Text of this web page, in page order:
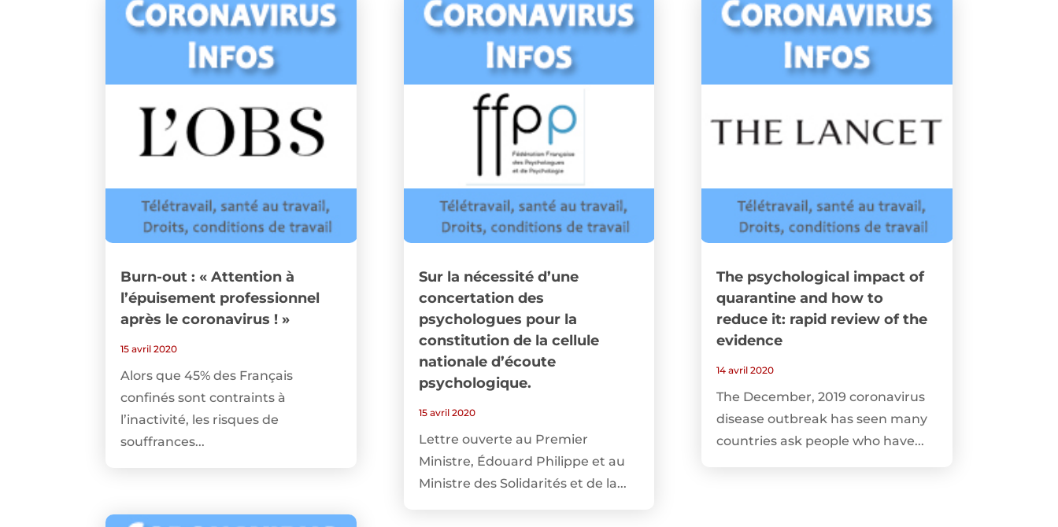
Burn-out : « Attention à
l’épuisement professionnel
après le coronavirus ! »
15 avril 2020
Alors que 45% des Français
confinés sont contraints à
l’inactivité, les risques de
souffrances...
Sur la nécessité d’une
concertation des
psychologues pour la
constitution de la cellule
nationale d’écoute
psychologique.
15 avril 2020
Lettre ouverte au Premier
Ministre, Édouard Philippe et au
Ministre des Solidarités et de la...
The psychological impact of
quarantine and how to
reduce it: rapid review of the
evidence
14 avril 2020
The December, 2019 coronavirus
disease outbreak has seen many
countries ask people who have...